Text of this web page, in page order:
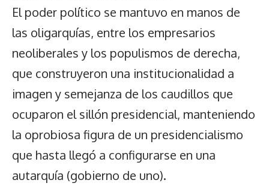
El poder político se mantuvo en manos de
las oligarquías, entre los empresarios
neoliberales y los populismos de derecha,
que construyeron una institucionalidad a
imagen y semejanza de los caudillos que
ocuparon el sillón presidencial, manteniendo
la oprobiosa figura de un presidencialismo
que hasta llegó a configurarse en una
autarquía (gobierno de uno).